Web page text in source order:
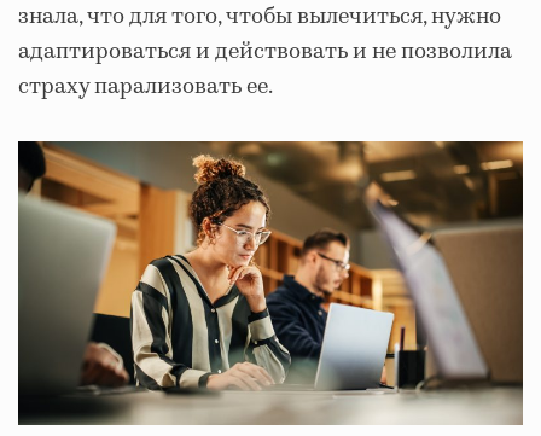
знала, что для того, чтобы вылечиться, нужно
адаптироваться и действовать и не позволила
страху парализовать ее.